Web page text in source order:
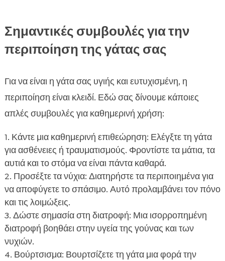
Σημαντικές συμβουλές για την
περιποίηση της γάτας σας
Για να είναι η γάτα σας υγιής και ευτυχισμένη, η
περιποίηση είναι κλειδί. Εδώ σας δίνουμε κάποιες
απλές συμβουλές για καθημερινή χρήση:
Κάντε μια καθημερινή επιθεώρηση: Ελέγξτε τη γάτα
για ασθένειες ή τραυματισμούς. Φροντίστε τα μάτια, τα
αυτιά και το στόμα να είναι πάντα καθαρά.
Προσέξτε τα νύχια: Διατηρήστε τα περιποιημένα για
να αποφύγετε το σπάσιμο. Αυτό προλαμβάνει τον πόνο
και τις λοιμώξεις.
Δώστε σημασία στη διατροφή: Μια ισορροπημένη
διατροφή βοηθάει στην υγεία της γούνας και των
νυχιών.
Βούρτσισμα: Βουρτσίζετε τη γάτα μια φορά την